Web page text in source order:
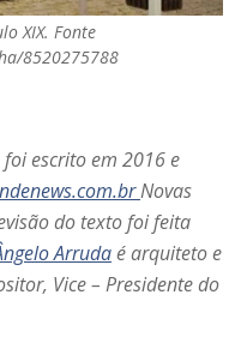
XIX. Fonte
8520275788
escrito em 2016 e
Novas
do texto foi feita
Arrudaé arquiteto e
Vice – Presidente do